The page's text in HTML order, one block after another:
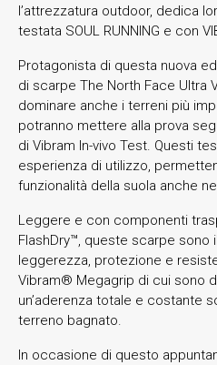
l’attrezzatura outdoor, dedica
testata SOUL RUNNING e con
Protagonista di questa nuova
di scarpe The North Face Ultra
dominare anche i terreni più
potranno mettere alla prova
di Vibram In-vivo Test. Questi
esperienza di utilizzo,
funzionalità della suola anche
Leggere e con componenti
FlashDry™, queste scarpe
leggerezza, protezione e
Vibram® Megagrip di cui sono
un’aderenza totale e costante
terreno bagnato.
In occasione di questo